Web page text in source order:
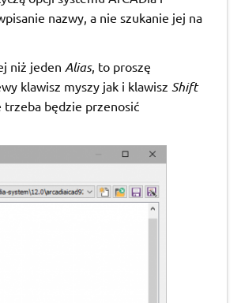
nazwy, a nie szukanie jej na
niż jeden Alias, to proszę
klawisz myszy jak i klawisz Shift
trzeba będzie przenosić